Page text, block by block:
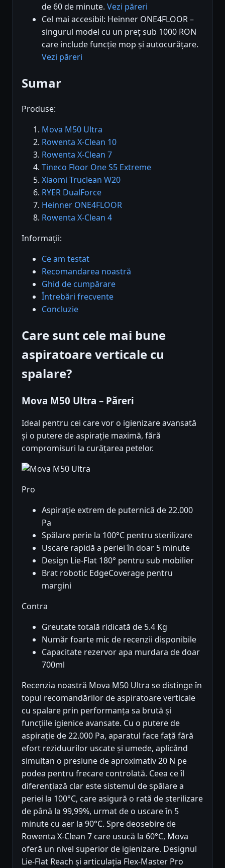
de 60 de minute. Vezi păreri
Cel mai accesibil: Heinner ONE4FLOOR –
singurul model cu un preț sub 1000 RON
care include funcție mop și autocurățare.
Vezi păreri
Sumar
Produse:
Mova M50 Ultra
Rowenta X-Clean 10
Rowenta X-Clean 7
Tineco Floor One S5 Extreme
Xiaomi Truclean W20
RYER DualForce
Heinner ONE4FLOOR
Rowenta X-Clean 4
Informații:
Ce am testat
Recomandarea noastră
Ghid de cumpărare
Întrebări frecvente
Concluzie
Care sunt cele mai bune
aspiratoare verticale cu
spalare?
Mova M50 Ultra – Păreri
Ideal pentru cei care vor o igienizare avansată
și o putere de aspirație maximă, fără
compromisuri la curățarea petelor.
Pro
Aspirație extrem de puternică de 22.000
Pa
Spălare perie la 100°C pentru sterilizare
Uscare rapidă a periei în doar 5 minute
Design Lie-Flat 180° pentru sub mobilier
Brat robotic EdgeCoverage pentru
margini
Contra
Greutate totală ridicată de 5.4 Kg
Număr foarte mic de recenzii disponibile
Capacitate rezervor apa murdara de doar
700ml
Recenzia noastră Mova M50 Ultra se distinge în
topul recomandărilor de aspiratoare verticale
cu spalare prin performanța sa brută și
funcțiile igienice avansate. Cu o putere de
aspirație de 22.000 Pa, aparatul face față fără
efort reziduurilor uscate și umede, aplicând
simultan o presiune de aproximativ 20 N pe
podea pentru frecare controlată. Ceea ce îl
diferențiază clar este sistemul de spălare a
periei la 100°C, care asigură o rată de sterilizare
de până la 99,99%, urmat de o uscare în 5
minute cu aer la 90°C. Spre deosebire de
Rowenta X-Clean 7 care usucă la 60°C, Mova
oferă un nivel superior de igienizare. Designul
Lie-Flat Reach și articulația Flex-Master Pro